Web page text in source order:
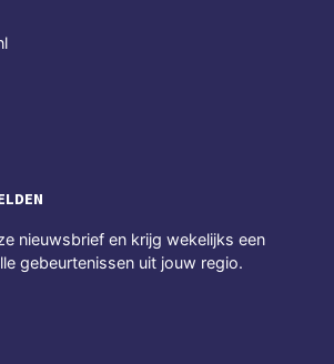
nieuwsbrief en krijg wekelijks een
gebeurtenissen uit jouw regio.